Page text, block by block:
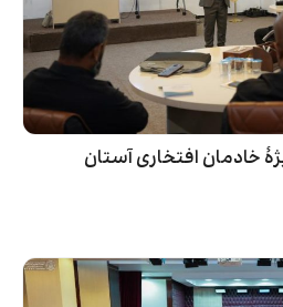
خادمان افتخاری آستان